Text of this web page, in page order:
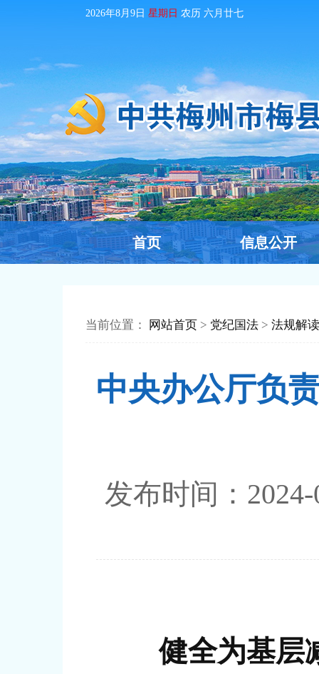
2026年8月9日 星期日 农历 六月廿七
首页 信息公开
当前位置： 网站首页 > 党纪国法 > 法规解
中央办公厅负
发布时间：
健全为基层